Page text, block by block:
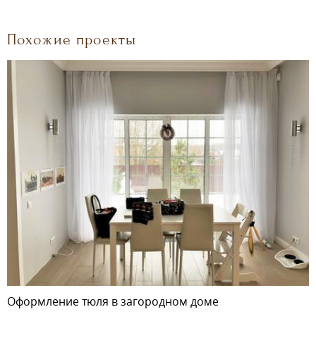
Похожие проекты
Оформление тюля в загородном доме